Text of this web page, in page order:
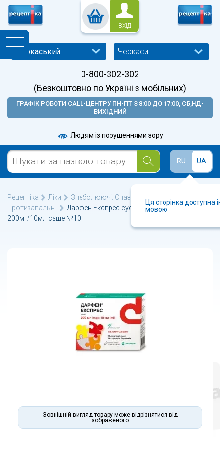
ВХІД
Черкаси
0-800-302-302
(Безкоштовно по Україні з мобільних)
ГРАФІК РОБОТИ CALL-ЦЕНТРУ ПН-ПТ З 8:00 ДО 17:00, СБ,НД-
ВИХІДНИЙ
Людям із порушеннями зору
RU UA
Ця сторінка доступна
мовою
Рецептіка Ліки
Знеболюючі. Спазмолітики.
Протизапальні.
Дарфен Експрес суспензія оральна
200мг/10мл саше №10
Зовнішній вигляд товару може відрізнятися від
зображеного